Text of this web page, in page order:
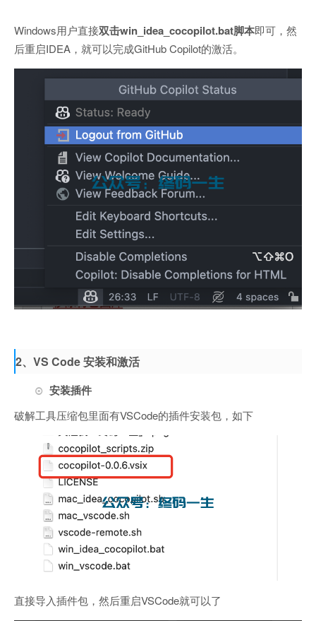
Windows用户直接双击win_idea_cocopilot.bat脚本即可，然
后重启IDEA，就可以完成GitHub Copilot的激活。
2、VS Code 安装和激活
安装插件
破解工具压缩包里面有VSCode的插件安装包，如下
直接导入插件包，然后重启VSCode就可以了